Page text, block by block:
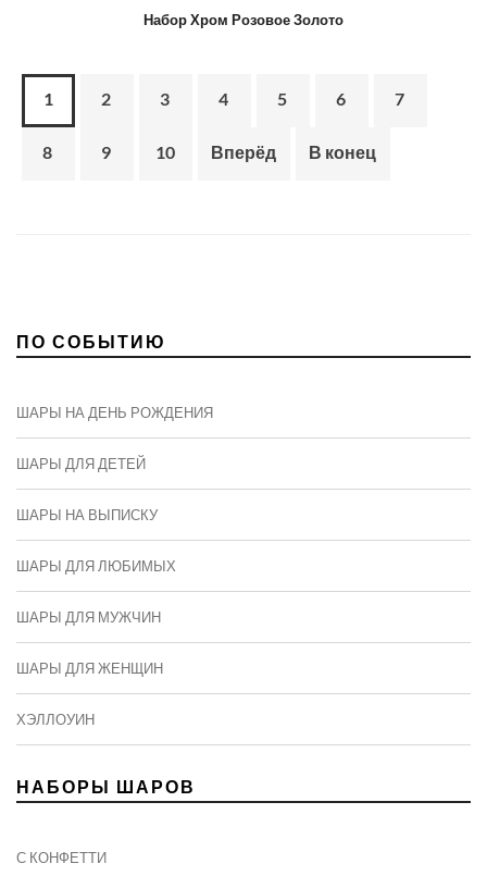
Набор Хром Розовое Золото
1 2 3 4 5 6 7
8 9 10 Вперёд В конец
ПО СОБЫТИЮ
ШАРЫ НА ДЕНЬ РОЖДЕНИЯ
ШАРЫ ДЛЯ ДЕТЕЙ
ШАРЫ НА ВЫПИСКУ
ШАРЫ ДЛЯ ЛЮБИМЫХ
ШАРЫ ДЛЯ МУЖЧИН
ШАРЫ ДЛЯ ЖЕНЩИН
ХЭЛЛОУИН
НАБОРЫ ШАРОВ
С КОНФЕТТИ